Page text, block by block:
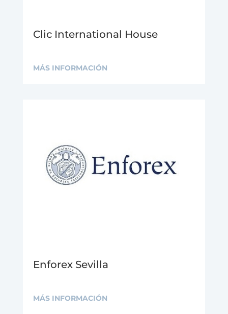
Clic International House
MÁS INFORMACIÓN
Enforex Sevilla
MÁS INFORMACIÓN